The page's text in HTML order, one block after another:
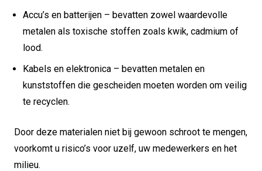
Accu’s en batterijen – bevatten zowel waardevolle
metalen als toxische stoffen zoals kwik, cadmium of
lood.
Kabels en elektronica – bevatten metalen en
kunststoffen die gescheiden moeten worden om veilig
te recyclen.
Door deze materialen niet bij gewoon schroot te mengen,
voorkomt u risico’s voor uzelf, uw medewerkers en het
milieu.